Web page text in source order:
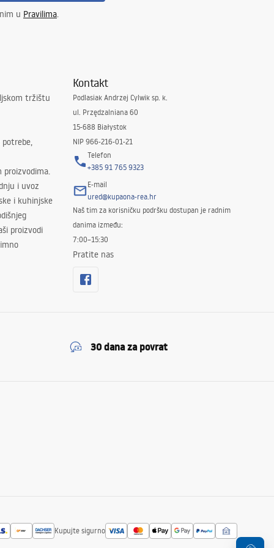
u Pravilima.
tržištu
potrebe,
i uvoz
i kuhinjske
proizvodi
Kontakt
Podlasiak Andrzej Cylwik sp. k.
ul. Przędzalniana 60
15-688 Białystok
NIP 966-216-01-21
Telefon
+385 91 765 9323
E-mail
ured@kupaona-rea.hr
Naš tim za korisničku podršku dostupan je radnim
danima između:
7:00–15:30
Pratite nas
30 dana za povrat
Kupujte sigurno